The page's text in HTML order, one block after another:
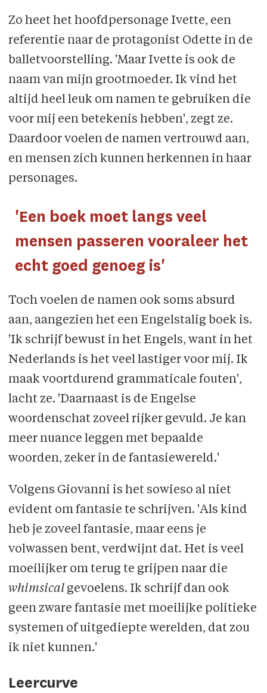
Zo heet het hoofdpersonage Ivette, een
referentie naar de protagonist Odette in de
balletvoorstelling. 'Maar Ivette is ook de
naam van mijn grootmoeder. Ik vind het
altijd heel leuk om namen te gebruiken die
voor mij een betekenis hebben', zegt ze.
Daardoor voelen de namen vertrouwd aan,
en mensen zich kunnen herkennen in haar
personages.
'Een boek moet langs veel
mensen passeren vooraleer het
echt goed genoeg is'
Toch voelen de namen ook soms absurd
aan, aangezien het een Engelstalig boek is.
'Ik schrijf bewust in het Engels, want in het
Nederlands is het veel lastiger voor mij. Ik
maak voortdurend grammaticale fouten',
lacht ze. 'Daarnaast is de Engelse
woordenschat zoveel rijker gevuld. Je kan
meer nuance leggen met bepaalde
woorden, zeker in de fantasiewereld.'
Volgens Giovanni is het sowieso al niet
evident om fantasie te schrijven. 'Als kind
heb je zoveel fantasie, maar eens je
volwassen bent, verdwijnt dat. Het is veel
moeilijker om terug te grijpen naar die
whimsicalgevoelens. Ik schrijf dan ook
geen zware fantasie met moeilijke politieke
systemen of uitgediepte werelden, dat zou
ik niet kunnen.'
Leercurve